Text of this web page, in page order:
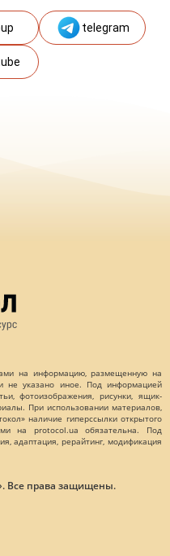
telegram
на информацию, размещенную на
не указано иное. Под информацией
фотоизображения, рисунки, ящик-
При использовании материалов,
наличие гиперссылки открытого
на protocol.ua обязательна. Под
адаптация, рерайтинг, модификация
Все права защищены.